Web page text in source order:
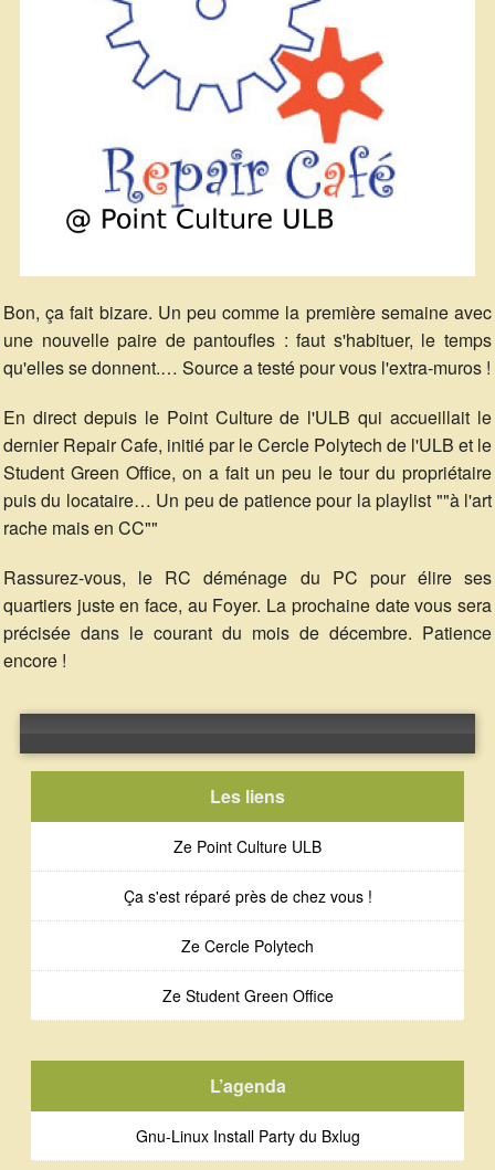
Bon, ça fait bizare. Un peu comme la première semaine avec
une nouvelle paire de pantoufles : faut s'habituer, le temps
qu'elles se donnent.… Source a testé pour vous l'extra-muros !
En direct depuis le Point Culture de l'ULB qui accueillait le
dernier Repair Cafe, initié par le Cercle Polytech de l'ULB et le
Student Green Office, on a fait un peu le tour du propriétaire
puis du locataire… Un peu de patience pour la playlist ""à l'art
rache mais en CC""
Rassurez-vous, le RC déménage du PC pour élire ses
quartiers juste en face, au Foyer. La prochaine date vous sera
précisée dans le courant du mois de décembre. Patience
encore !
Les liens
Ze Point Culture ULB
Ça s'est réparé près de chez vous !
Ze Cercle Polytech
Ze Student Green Office
L’agenda
Gnu-Linux Install Party du Bxlug